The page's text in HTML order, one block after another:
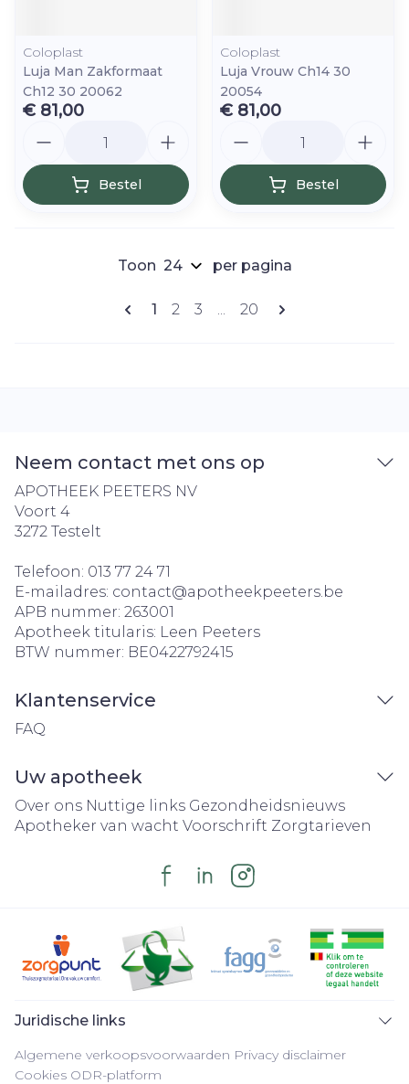
Coloplast
Luja Man Zakformaat
Ch12 30 20062
€ 81,00
Bestel
Coloplast
Luja Vrouw Ch14 30
20054
€ 81,00
Bestel
Pagina's
U lees momenteel pagina
1 Pagina
2 Pagina
3 ... Pagina
20
Toon per pagina
Neem contact met ons op
APOTHEEK PEETERS NV
Voort 4
3272 Testelt
Telefoon: 013 77 24 71
E-mailadres: contact@apotheekpeeters.be
APB nummer: 263001
Apotheek titularis: Leen Peeters
BTW nummer: BE0422792415
Klantenservice
FAQ
Uw apotheek
Over ons Nuttige links Gezondheidsnieuws
Apotheker van wacht Voorschrift Zorgtarieven
Juridische links
Algemene verkoopsvoorwaarden Privacy disclaimer
Cookies ODR-platform